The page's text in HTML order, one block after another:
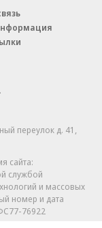
переулок д. 41,
сайта:
службой
и массовых
номер и дата
76922